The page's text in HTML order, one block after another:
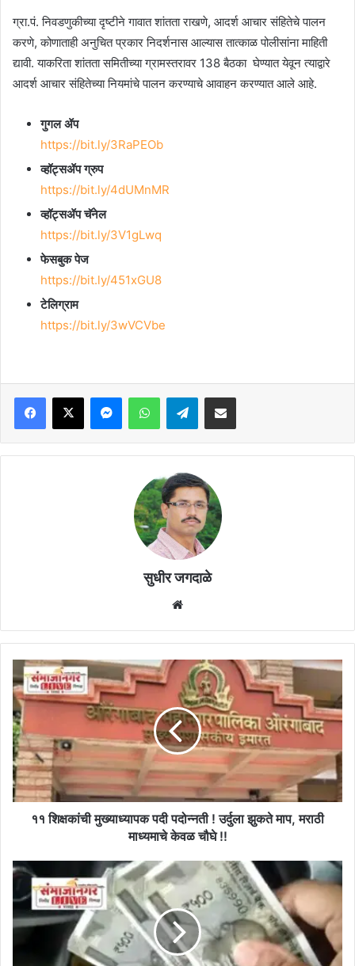
ग्रा.पं. निवडणुकीच्या दृष्टीने गावात शांतता राखणे, आदर्श आचार संहितेचे पालन
करणे, कोणाताही अनुचित प्रकार निदर्शनास आल्यास तात्काळ पोलीसांना माहिती
द्यावी. याकरिता शांतता समितीच्या ग्रामस्तरावर 138 बैठका घेण्यात येवून त्याद्वारे
आदर्श आचार संहितेच्या नियमांचे पालन करण्याचे आवाहन करण्यात आले आहे.
गुगल ॲप
https://bit.ly/3RaPEOb
व्हॉट्सॲप ग्रुप
https://bit.ly/4dUMnMR
व्हॉट्सॲप चॅनेल
https://bit.ly/3V1gLwq
फेसबुक पेज
https://bit.ly/451xGU8
टेलिग्राम
https://bit.ly/3wVCVbe
Facebook
X MessengerWhatsAppTelegramShare via Email
सुधीर जगदाळे
शिक्षकांची
मुख्याध्यापक
पदी
पदोन्नती
!
उर्दुला
झुकते
माप,
मराठी
चौघे
११ शिक्षकांची मुख्याध्यापक पदी पदोन्नती ! उर्दुला झुकते माप, मराठी
माध्यमाचे केवळ चौघे !!
गंगापूरचा
पर्यवेक्षक
लाच